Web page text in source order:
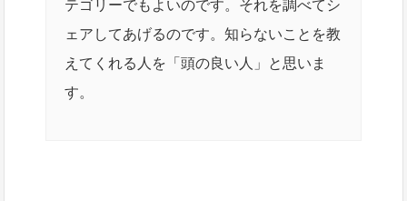
テゴリーでもよいのです。それを調べてシ
ェアしてあげるのです。知らないことを教
えてくれる人を「頭の良い人」と思いま
す。